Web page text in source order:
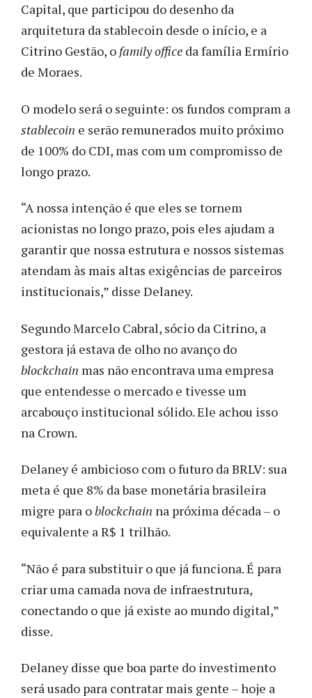
Capital, que participou do desenho da
arquitetura da stablecoin desde o início, e a
Citrino Gestão, o family office da família Ermírio
de Moraes.
O modelo será o seguinte: os fundos compram a
stablecoin e serão remunerados muito próximo
de 100% do CDI, mas com um compromisso de
longo prazo.
“A nossa intenção é que eles se tornem
acionistas no longo prazo, pois eles ajudam a
garantir que nossa estrutura e nossos sistemas
atendam às mais altas exigências de parceiros
institucionais,” disse Delaney.
Segundo Marcelo Cabral, sócio da Citrino, a
gestora já estava de olho no avanço do
blockchain mas não encontrava uma empresa
que entendesse o mercado e tivesse um
arcabouço institucional sólido. Ele achou isso
na Crown.
Delaney é ambicioso com o futuro da BRLV: sua
meta é que 8% da base monetária brasileira
migre para oblockchain na próxima década – o
equivalente a R$ 1 trilhão.
“Não é para substituir o que já funciona. É para
criar uma camada nova de infraestrutura,
conectando o que já existe ao mundo digital,”
disse.
Delaney disse que boa parte do investimento
será usado para contratar mais gente – hoje a